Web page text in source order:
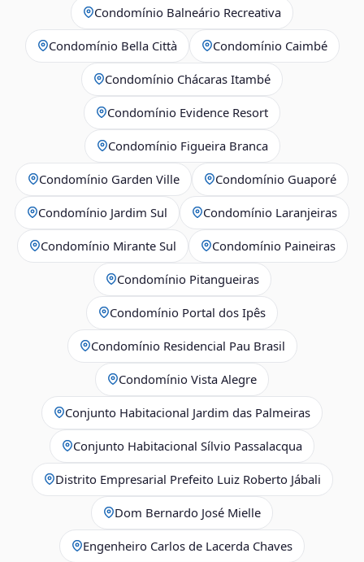
Condomínio Balneário Recreativa
Condomínio Bella Città Condomínio Caimbé
Condomínio Chácaras Itambé
Condomínio Evidence Resort
Condomínio Figueira Branca
Condomínio Garden Ville Condomínio Guaporé
Condomínio Jardim Sul Condomínio Laranjeiras
Condomínio Mirante Sul Condomínio Paineiras
Condomínio Pitangueiras
Condomínio Portal dos Ipês
Condomínio Residencial Pau Brasil
Condomínio Vista Alegre
Conjunto Habitacional Jardim das Palmeiras
Conjunto Habitacional Sílvio Passalacqua
Distrito Empresarial Prefeito Luiz Roberto Jábali
Dom Bernardo José Mielle
Engenheiro Carlos de Lacerda Chaves